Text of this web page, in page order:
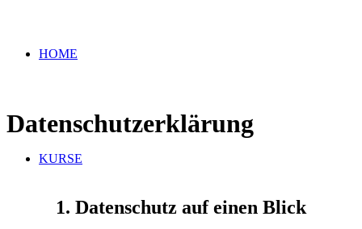
HOME
KURSE
Datenschutzerklärung
1. Datenschutz auf einen Blick